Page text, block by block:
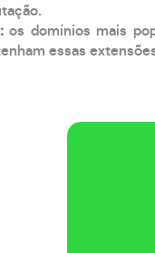
os domínios mais
essas